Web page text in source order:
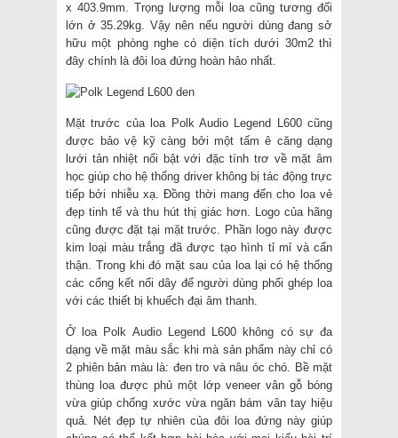
x 403.9mm. Trọng lượng mỗi loa cũng tương đối
lớn ở 35.29kg. Vậy nên nếu người dùng đang sở
hữu một phòng nghe có diện tích dưới 30m2 thì
đây chính là đôi loa đứng hoàn hảo nhất.
Mặt trước của loa Polk Audio Legend L600 cũng
được bảo vệ kỹ càng bởi một tấm ê căng dạng
lưới tản nhiệt nổi bật với đặc tính trơ về mặt âm
học giúp cho hệ thống driver không bị tác động trực
tiếp bởi nhiễu xạ. Đồng thời mang đến cho loa vẻ
đẹp tinh tế và thu hút thị giác hơn. Logo của hãng
cũng được đặt tại mặt trước. Phần logo này được
kim loại màu trắng đã được tạo hình tỉ mỉ và cẩn
thận. Trong khi đó mặt sau của loa lại có hệ thống
các cổng kết nối dây để người dùng phối ghép loa
với các thiết bị khuếch đại âm thanh.
Ở loa Polk Audio Legend L600 không có sự đa
dạng về mặt màu sắc khi mà sản phẩm này chỉ có
2 phiên bản màu là: đen tro và nâu óc chó. Bề mặt
thùng loa được phủ một lớp veneer vân gỗ bóng
vừa giúp chống xước vừa ngăn bám vân tay hiệu
quả. Nét đẹp tự nhiên của đôi loa đứng này giúp